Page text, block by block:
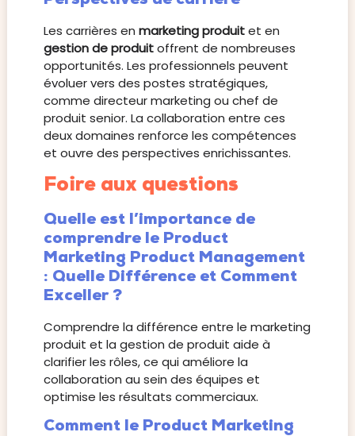
Les carrières en marketing produitet en
gestion de produitoffrent de nombreuses
opportunités. Les professionnels peuvent
évoluer vers des postes stratégiques,
comme directeur marketing ou chef de
produit senior. La collaboration entre ces
deux domaines renforce les compétences
et ouvre des perspectives enrichissantes.
Foire aux questions
Quelle est l’importance de
comprendre le Product
Marketing Product Management
: Quelle Différence et Comment
Exceller ?
Comprendre la différence entre le marketing
produit et la gestion de produit aide à
clarifier les rôles, ce qui améliore la
collaboration au sein des équipes et
optimise les résultats commerciaux.
Comment le Product Marketing